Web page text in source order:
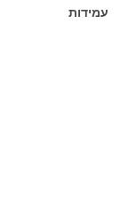
עמידות